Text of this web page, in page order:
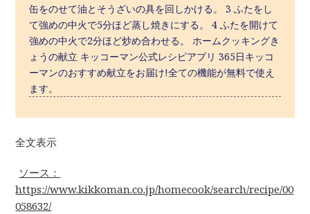
缶をのせて油とそうざいの具を回しかける。 3 ふたをし
て強めの中火で5分ほど蒸し焼きにする。 4 ふたを開けて
強めの中火で2分ほど炒め合わせる。 ホームクッキングき
ょうの献立 キッコーマン公式レシピアプリ 365日キッコ
ーマンのおすすめ献立をお届け!全ての機能が無料で使え
ます。
全文表示
ソース：
https://www.kikkoman.co.jp/homecook/search/recipe/00
058632/